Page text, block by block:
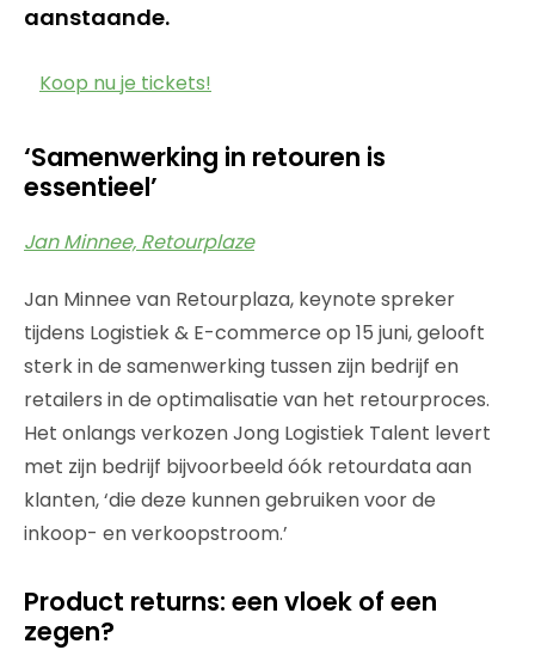
aanstaande.
Koop nu je tickets!
‘Samenwerking in retouren is
essentieel’
Jan Minnee, Retourplaze
Jan Minnee van Retourplaza, keynote spreker
tijdens Logistiek & E-commerce op 15 juni, gelooft
sterk in de samenwerking tussen zijn bedrijf en
retailers in de optimalisatie van het retourproces.
Het onlangs verkozen Jong Logistiek Talent levert
met zijn bedrijf bijvoorbeeld óók retourdata aan
klanten, ‘die deze kunnen gebruiken voor de
inkoop- en verkoopstroom.’
Product returns: een vloek of een
zegen?